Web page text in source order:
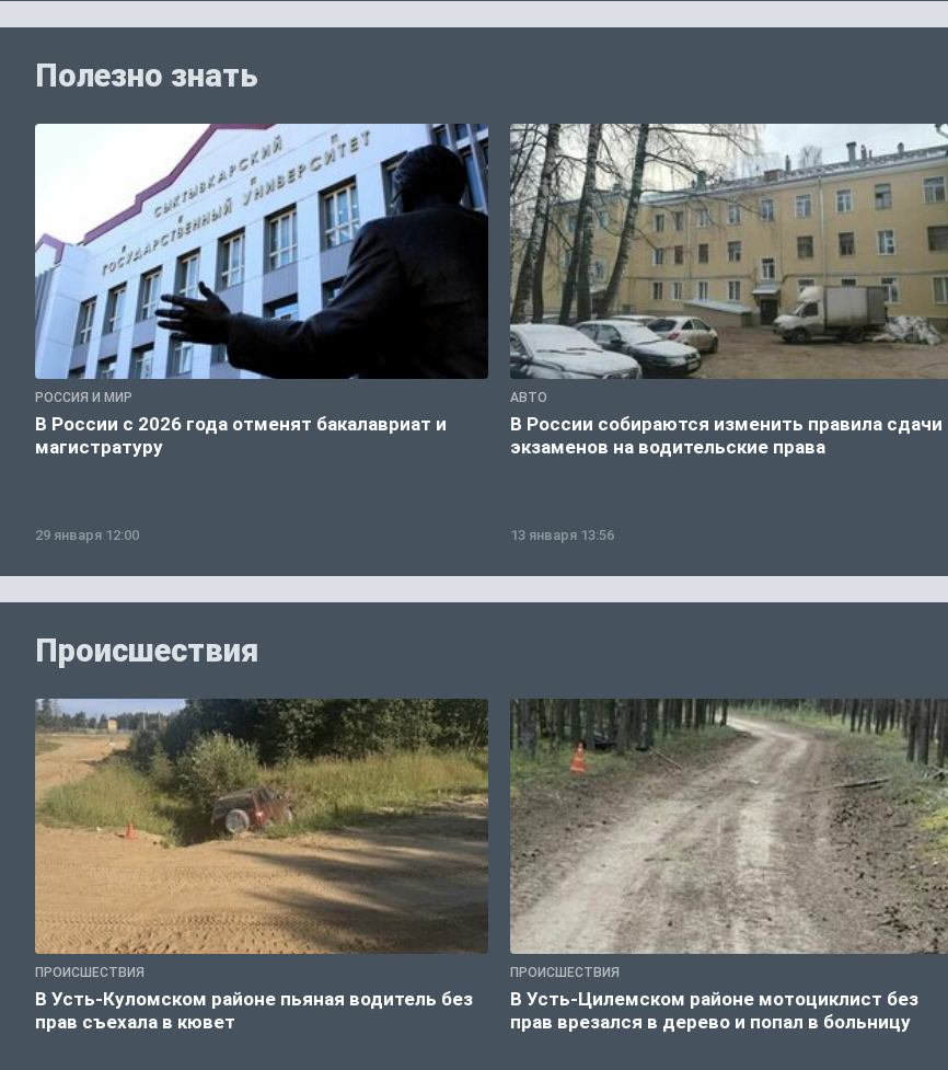
Полезно знать
РОССИЯ И МИР
В России с 2026 года отменят бакалавриат и
магистратуру
29 января 12:00
АВТО
В России собираются изменить правила сдачи
экзаменов на водительские права
13 января 13:56
Происшествия
ПРОИСШЕСТВИЯ
В Усть-Куломском районе пьяная водитель без
прав съехала в кювет
ПРОИСШЕСТВИЯ
В Усть-Цилемском районе мотоциклист без
прав врезался в дерево и попал в больницу